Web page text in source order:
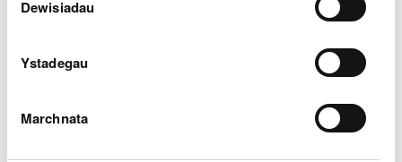
Dewisiadau
Ystadegau
Marchnata
cyfrifon a byddwn ond yn gwneud hyn fel dewis
neu'n achosi tarfu mawr ar ein cyfrifon ni fydd
gennym unrhyw ddewis.
Ymateb i'ch negeseuon